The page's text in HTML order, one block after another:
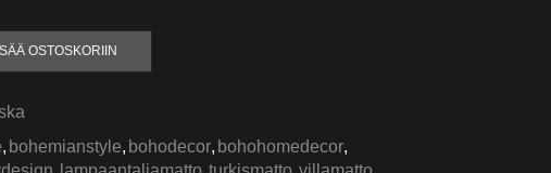
OSTOSKORIIN
, bohemianstyle, bohodecor, bohohomedecor,